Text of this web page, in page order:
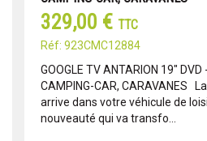
329,00 € TTC
Réf: 923CMC12884
GOOGLE TV ANTARION 19" DVD
CAMPING-CAR, CARAVANES
arrive dans votre véhicule de
nouveauté qui va transfo...